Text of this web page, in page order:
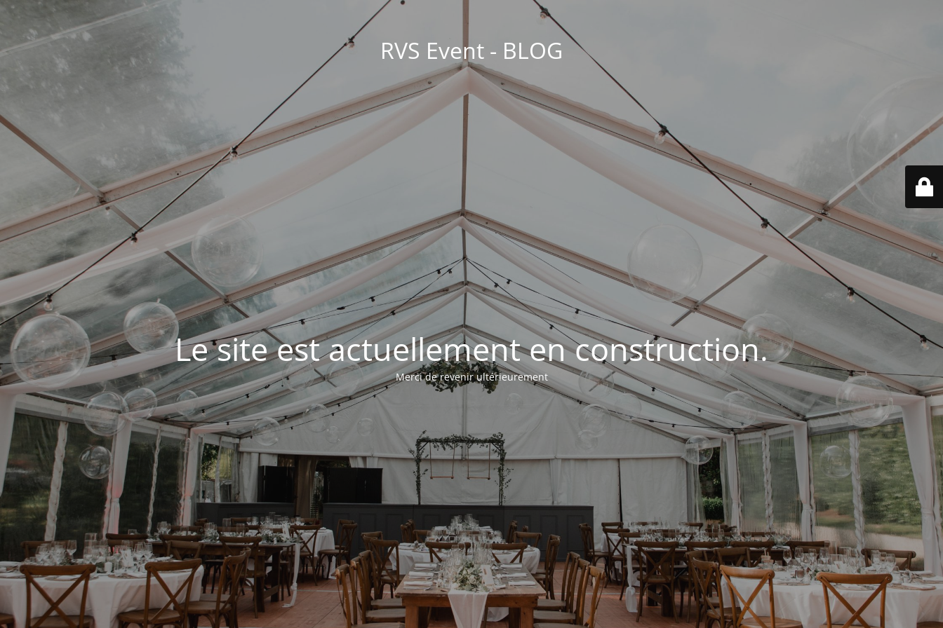
RVS Event - BLOG
Le site est actuellement en construction.
Merci de revenir ultérieurement